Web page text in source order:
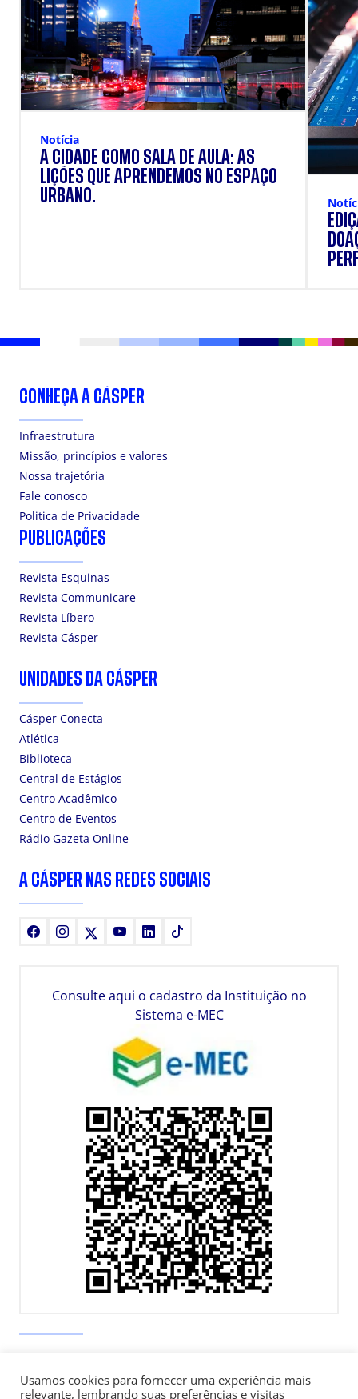
Notícia
A CIDADE COMO SALA DE AULA: AS
LIÇÕES QUE APRENDEMOS NO ESPAÇO
URBANO.
CONHEÇA A CÁSPER
Infraestrutura
Missão, princípios e valores
Nossa trajetória
Fale conosco
Politica de Privacidade
PUBLICAÇÕES
Revista Esquinas
Revista Communicare
Revista Líbero
Revista Cásper
UNIDADES DA CÁSPER
Cásper Conecta
Atlética
Biblioteca
Central de Estágios
Centro Acadêmico
Centro de Eventos
Rádio Gazeta Online
A CÁSPER NAS REDES SOCIAIS
FacebookInstagram YoutubeLinkedIn
Consulte aqui o cadastro da Instituição no
Sistema e-MEC
Telefone:+55 (11) 3170-5600
Usamos cookies para fornecer uma experiência mais
relevante, lembrando suas preferências e visitas